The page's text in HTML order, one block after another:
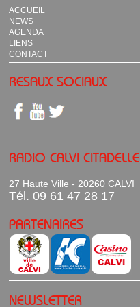
ACCUEIL
NEWS
AGENDA
LIENS
CONTACT
RESAUX SOCIAUX
RADIO CALVI CITADELLE
27 Haute Ville - 20260 CALVI
Tél. 09 61 47 28 17
PARTENAIRES
NEWSLETTER